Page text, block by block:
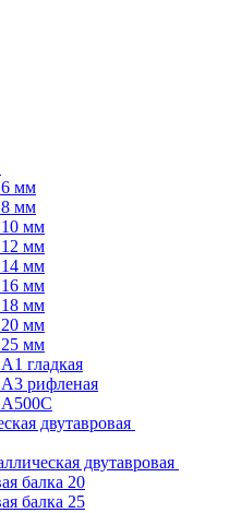
6 мм
8 мм
мм
мм
мм
мм
мм
мм
мм
гладкая
рифленая
А500С
двутавровая
двутавровая
балка 20
балка 25